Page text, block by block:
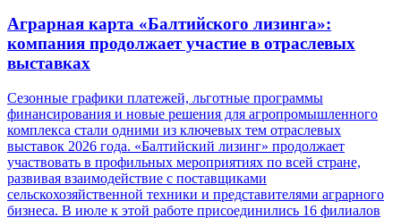
Аграрная карта «Балтийского лизинга»:
компания продолжает участие в отраслевых
выставках
Сезонные графики платежей, льготные программы
финансирования и новые решения для агропромышленного
комплекса стали одними из ключевых тем отраслевых
выставок 2026 года. «Балтийский лизинг» продолжает
участвовать в профильных мероприятиях по всей стране,
развивая взаимодействие с поставщиками
сельскохозяйственной техники и представителями аграрного
бизнеса. В июле к этой работе присоединились 16 филиалов